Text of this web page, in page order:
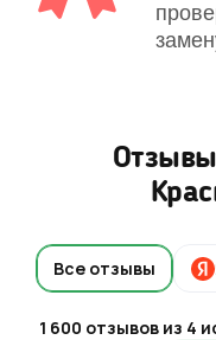
Все отзывы
1 600 отзывов из 4